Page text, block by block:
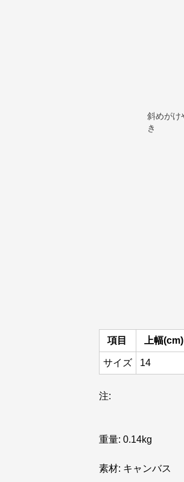
斜めがけ
き
項目 上幅(cm)
サイズ 14
注:
重量: 0.14kg
素材: キャンバス